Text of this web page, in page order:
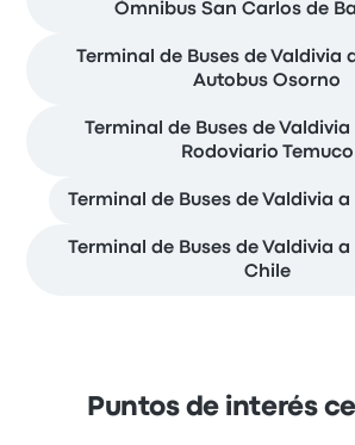
Ómnibus San Carlos de
Terminal de Buses de Valdivia
Autobus Osorno
Terminal de Buses de Valdivia
Rodoviario Temuco
Terminal de Buses de Valdivia
Terminal de Buses de Valdivia
Chile
Puntos de interés